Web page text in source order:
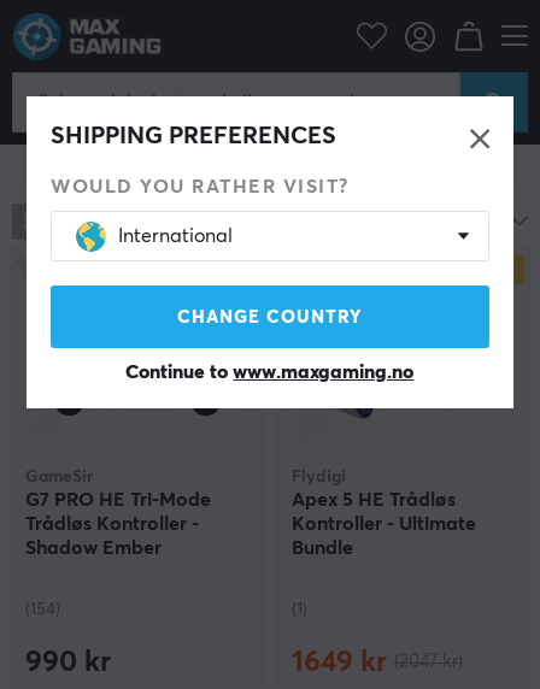
SHIPPING PREFERENCES
WOULD YOU RATHER VISIT?
International
CHANGE COUNTRY
Continue towww.maxgaming.no
Konsoll Spillkontroll
Spillkontroll
GameSir
G7 PRO HE Tri-Mode
Trådløs Kontroller -
Shadow Ember
(154)
990 kr
Flydigi
Apex 5 HE Trådløs
Kontroller - Ultimate
Bundle
(1)
1649 kr